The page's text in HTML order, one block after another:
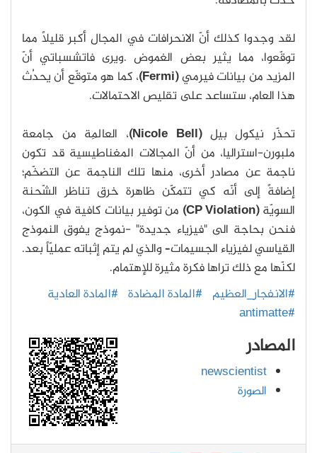
لقد وجدوا كذلك أنّ الانحرافات في المجال أكبر قليلاً مما
توقّعوا، مما يثير بعض الغموض .ويرى فاتشسباتي أنّ
المزيد من بيانات فيرمي(Fermi)
، كما هو متوقّع أن يحدُث
هذا العام، ستساعد على تقليص الاحتمالات.
تحذّر نيكول بيل(Nicole Bell)
، العالِمة من جامعة
ملبورن-استراليا، من أنّ المجالات المغناطيسية قد تكون
ناجمة عن مصادر أخرى، منها تلك الناجمة عن التضخّم؛
إضافةً إلى أنّه كي تتمكّن ظاهرة خرق تناظر الشّحنة
السويّة(CP Violation)
من توفير بيانات كافية في الكون،
فنحن بحاجة الى "فيزياء جديدة" -نموذج يفوق النموذج
القياسي لفيزياء الجسيمات– والذي لم يتم إثباته عمليّاً بعد.
لكنّها مع ذلك تراها فكرة مثيرة للإهتمام.
#الانفجار_العظيم #المادة المضادة #المادة العادية
#antimatte
المصادر
newscientist
الصورة